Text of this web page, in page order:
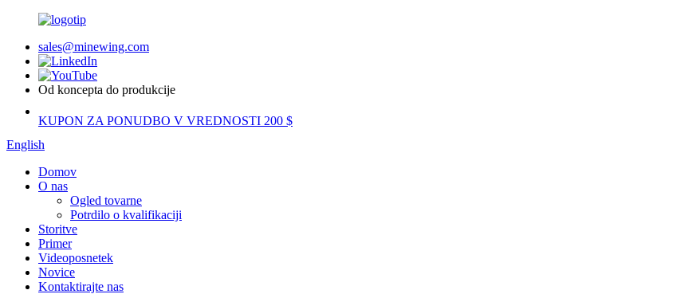
sales@minewing.com
Od koncepta do produkcije
KUPON ZA PONUDBO V VREDNOSTI 200 $
English
Domov
O nas
Ogled tovarne
Potrdilo o kvalifikaciji
Storitve
Primer
Videoposnetek
Novice
Kontaktirajte nas